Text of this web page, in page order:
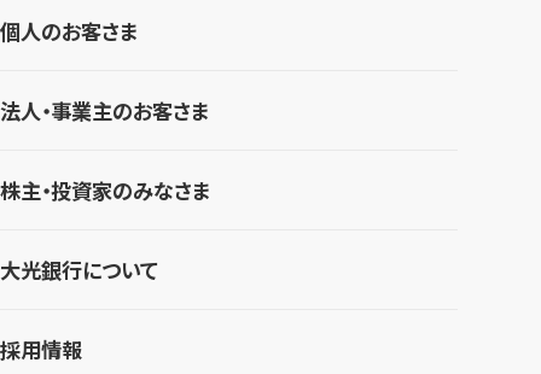
個人のお客さま
法人・事業主のお客さま
株主・投資家のみなさま
大光銀行について
採用情報